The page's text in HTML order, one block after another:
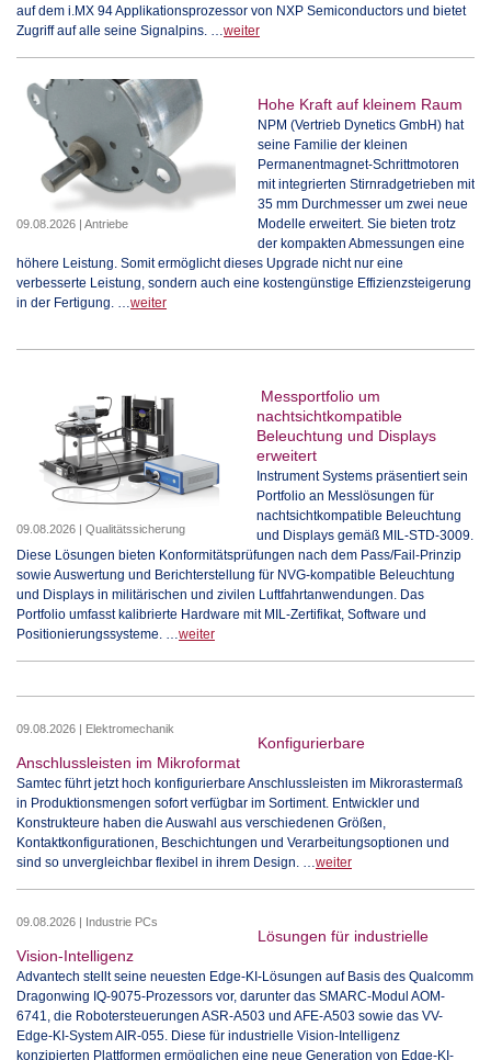
auf dem i.MX 94 Applikationsprozessor von NXP Semiconductors und bietet
Zugriff auf alle seine Signalpins. …weiter
09.08.2026 | Antriebe
Hohe Kraft auf kleinem Raum
NPM (Vertrieb Dynetics GmbH) hat
seine Familie der kleinen
Permanentmagnet-Schrittmotoren
mit integrierten Stirnradgetrieben mit
35 mm Durchmesser um zwei neue
Modelle erweitert. Sie bieten trotz
der kompakten Abmessungen eine
höhere Leistung. Somit ermöglicht dieses Upgrade nicht nur eine
verbesserte Leistung, sondern auch eine kostengünstige Effizienzsteigerung
in der Fertigung. …weiter
09.08.2026 | Qualitätssicherung
Messportfolio um
nachtsichtkompatible
Beleuchtung und Displays
erweitert
Instrument Systems präsentiert sein
Portfolio an Messlösungen für
nachtsichtkompatible Beleuchtung
und Displays gemäß MIL-STD-3009.
Diese Lösungen bieten Konformitätsprüfungen nach dem Pass/Fail-Prinzip
sowie Auswertung und Berichterstellung für NVG-kompatible Beleuchtung
und Displays in militärischen und zivilen Luftfahrtanwendungen. Das
Portfolio umfasst kalibrierte Hardware mit MIL-Zertifikat, Software und
Positionierungssysteme. …weiter
09.08.2026 | Elektromechanik
Konfigurierbare
Anschlussleisten im Mikroformat
Samtec führt jetzt hoch konfigurierbare Anschlussleisten im Mikrorastermaß
in Produktionsmengen sofort verfügbar im Sortiment. Entwickler und
Konstrukteure haben die Auswahl aus verschiedenen Größen,
Kontaktkonfigurationen, Beschichtungen und Verarbeitungsoptionen und
sind so unvergleichbar flexibel in ihrem Design. …weiter
09.08.2026 | Industrie PCs
Lösungen für industrielle
Vision-Intelligenz
Advantech stellt seine neuesten Edge-KI-Lösungen auf Basis des Qualcomm
Dragonwing IQ-9075-Prozessors vor, darunter das SMARC-Modul AOM-
6741, die Robotersteuerungen ASR-A503 und AFE-A503 sowie das VV-
Edge-KI-System AIR-055. Diese für industrielle Vision-Intelligenz
konzipierten Plattformen ermöglichen eine neue Generation von Edge-KI-